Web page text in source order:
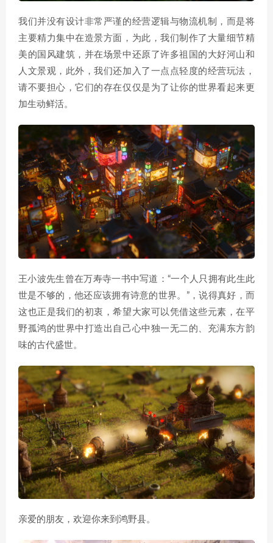
我们并没有设计非常严谨的经营逻辑与物流机制，而是将
主要精力集中在造景方面，为此，我们制作了大量细节精
美的国风建筑，并在场景中还原了许多祖国的大好河山和
人文景观，此外，我们还加入了一点点轻度的经营玩法，
请不要担心，它们的存在仅仅是为了让你的世界看起来更
加生动鲜活。
王小波先生曾在万寿寺一书中写道：“一个人只拥有此生此
世是不够的，他还应该拥有诗意的世界。”，说得真好，而
这也正是我们的初衷，希望大家可以凭借这些元素，在平
野孤鸿的世界中打造出自己心中独一无二的、充满东方韵
味的古代盛世。
亲爱的朋友，欢迎你来到鸿野县。